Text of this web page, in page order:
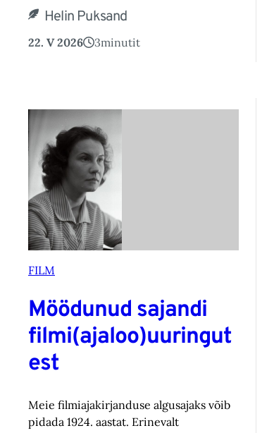
Helin Puksand
22. V 2026 3minutit
FILM
Möödunud sajandi
filmi(ajaloo)uuringut
est
Meie filmiajakirjanduse algusajaks võib
pidada 1924. aastat. Erinevalt